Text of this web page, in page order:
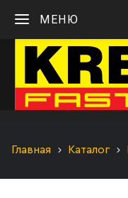
МЕНЮ
Главная Каталог